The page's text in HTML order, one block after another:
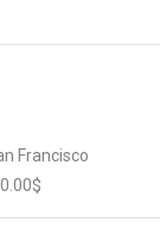
Temporary
Francisco